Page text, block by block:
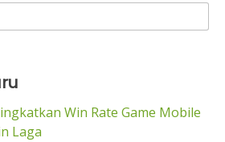
Win Rate Game Mobile
Laga